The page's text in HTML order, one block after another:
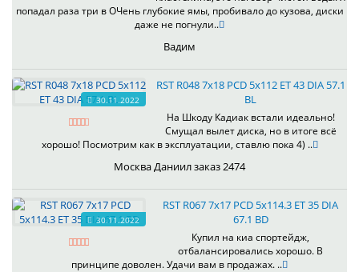
попадал раза три в ОЧень глубокие ямы, пробивало до кузова, диски
даже не погнули..
Вадим
30.11.2022
RST R048 7x18 PCD 5x112 ET 43 DIA 57.1
BL
На Шкоду Кадиак встали идеально!
Смущал вылет диска, но в итоге всё
хорошо! Посмотрим как в эксплуатации, ставлю пока 4) ..
Москва Даниил заказ 2474
30.11.2022
RST R067 7x17 PCD 5x114.3 ET 35 DIA
67.1 BD
Купил на киа спортейдж,
отбалансировались хорошо. В
принципе доволен. Удачи вам в продажах. ..